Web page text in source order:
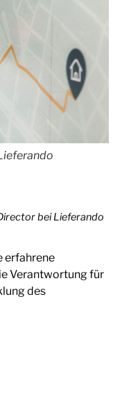
bei Lieferando
erfahrene
Verantwortung für
des